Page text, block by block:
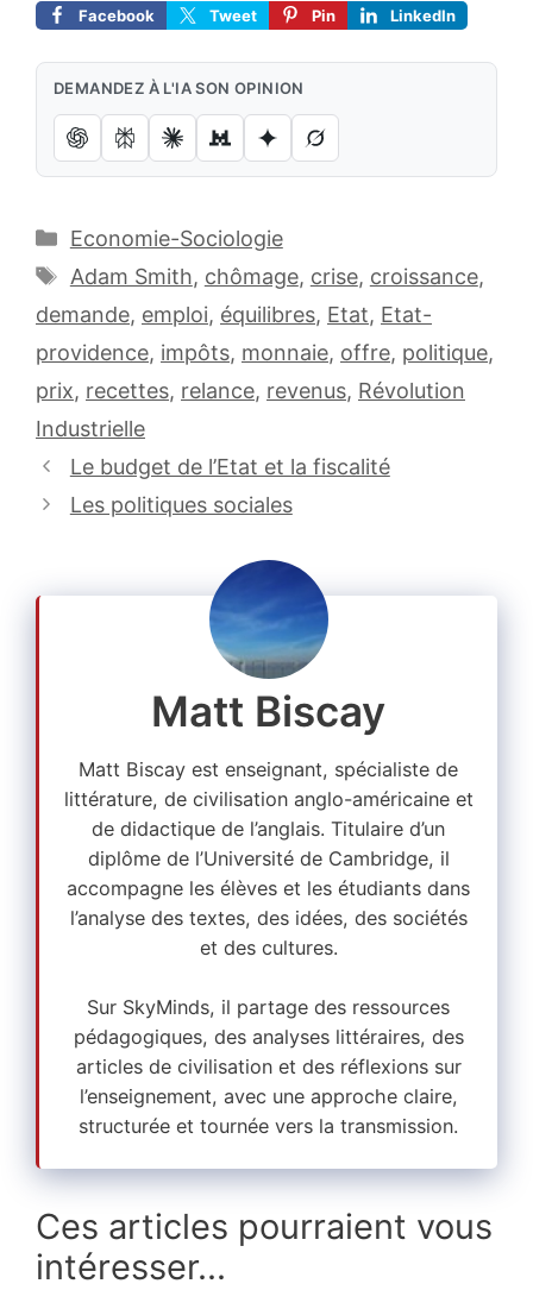
Facebook Tweet Pin LinkedIn
DEMANDEZ À L'IA SON OPINION
Catégories
Economie-Sociologie
Étiquettes
Adam Smith, chômage, crise, croissance,
demande, emploi, équilibres, Etat, Etat-
providence, impôts, monnaie, offre, politique,
prix, recettes, relance, revenus, Révolution
Industrielle
Le budget de l’Etat et la fiscalité
Les politiques sociales
Matt Biscay
Matt Biscay est enseignant, spécialiste de
littérature, de civilisation anglo-américaine et
de didactique de l’anglais. Titulaire d’un
diplôme de l’Université de Cambridge, il
accompagne les élèves et les étudiants dans
l’analyse des textes, des idées, des sociétés
et des cultures.
Sur SkyMinds, il partage des ressources
pédagogiques, des analyses littéraires, des
articles de civilisation et des réflexions sur
l’enseignement, avec une approche claire,
structurée et tournée vers la transmission.
Ces articles pourraient vous
intéresser...